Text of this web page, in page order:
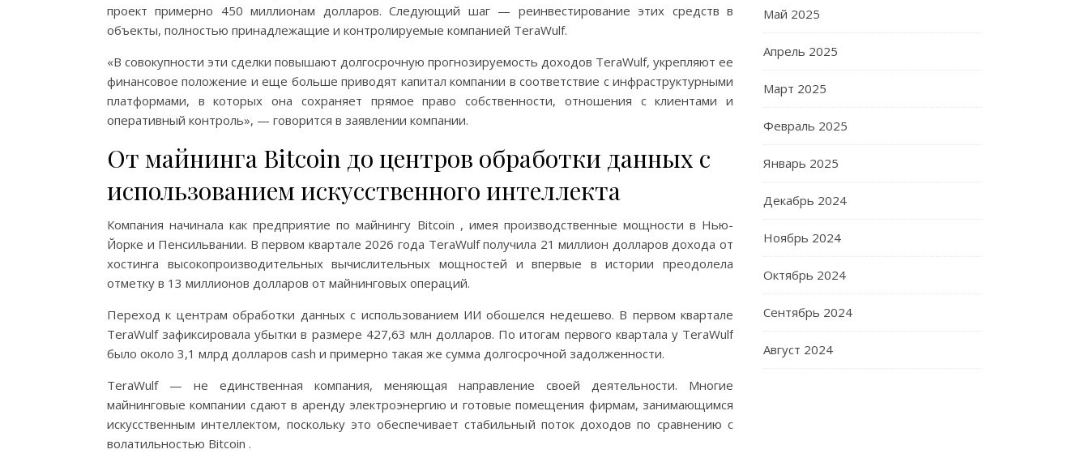
проект примерно 450 миллионам долларов. Следующий шаг — реинвестирование этих средств в
объекты, полностью принадлежащие и контролируемые компанией TeraWulf.
«В совокупности эти сделки повышают долгосрочную прогнозируемость доходов TeraWulf, укрепляют ее
финансовое положение и еще больше приводят капитал компании в соответствие с инфраструктурными
платформами, в которых она сохраняет прямое право собственности, отношения с клиентами и
оперативный контроль», — говорится в заявлении компании.
От майнинга Bitcoin до центров обработки данных с
использованием искусственного интеллекта
Компания начинала как предприятие по майнингу Bitcoin , имея производственные мощности в Нью-
Йорке и Пенсильвании. В первом квартале 2026 года TeraWulf получила 21 миллион долларов дохода от
хостинга высокопроизводительных вычислительных мощностей и впервые в истории преодолела
отметку в 13 миллионов долларов от майнинговых операций.
Переход к центрам обработки данных с использованием ИИ обошелся недешево. В первом квартале
TeraWulf зафиксировала убытки в размере 427,63 млн долларов. По итогам первого квартала у TeraWulf
было около 3,1 млрд долларов cash и примерно такая же сумма долгосрочной задолженности.
TeraWulf — не единственная компания, меняющая направление своей деятельности. Многие
майнинговые компании сдают в аренду электроэнергию и готовые помещения фирмам, занимающимся
искусственным интеллектом, поскольку это обеспечивает стабильный поток доходов по сравнению с
волатильностью Bitcoin .
Май 2025
Апрель 2025
Март 2025
Февраль 2025
Январь 2025
Декабрь 2024
Ноябрь 2024
Октябрь 2024
Сентябрь 2024
Август 2024